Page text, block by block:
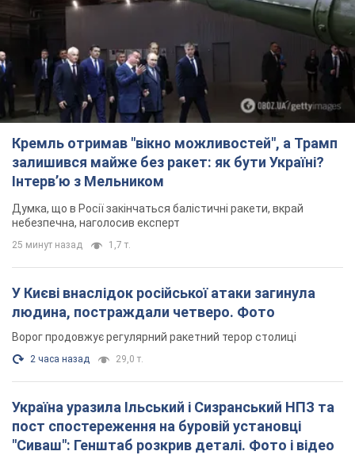
Кремль отримав "вікно можливостей", а Трамп
залишився майже без ракет: як бути Україні?
Інтерв’ю з Мельником
Думка, що в Росії закінчаться балістичні ракети, вкрай
небезпечна, наголосив експерт
25 минут назад 1,7 т.
У Києві внаслідок російської атаки загинула
людина, постраждали четверо. Фото
Ворог продовжує регулярний ракетний терор столиці
2 часа назад 29,0 т.
Україна уразила Ільський і Сизранський НПЗ та
пост спостереження на буровій установці
"Сиваш": Генштаб розкрив деталі. Фото і відео